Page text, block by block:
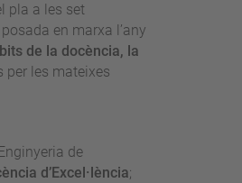
pla a les set
en marxa l’any
de la docència, la
per les mateixes
de
d’Excel·lència;